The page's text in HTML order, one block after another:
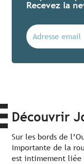
Recevez la
Découvrir
Sur les bords de
importante de la
est intimement liée